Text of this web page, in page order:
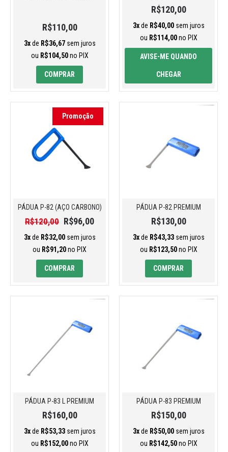
R$110,00
3xde R$36,67sem juros
ou R$104,50no PIX
COMPRAR
R$120,00
3xde R$40,00sem juros
ou R$114,00no PIX
AVISE-ME QUANDO
CHEGAR
Promoção
PÁDUA P-82 (AÇO CARBONO)
R$120,00 R$96,00
3xde R$32,00sem juros
ou R$91,20no PIX
COMPRAR
PÁDUA P-82 PREMIUM
R$130,00
3xde R$43,33sem juros
ou R$123,50no PIX
COMPRAR
PÁDUA P-83 L PREMIUM
R$160,00
3xde R$53,33sem juros
ou R$152,00no PIX
PÁDUA P-83 PREMIUM
R$150,00
3xde R$50,00sem juros
ou R$142,50no PIX